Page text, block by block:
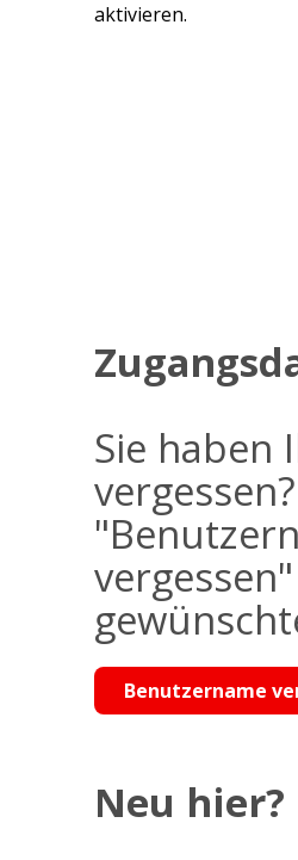
aktivieren.
Sie haben
Benutzername
Neu